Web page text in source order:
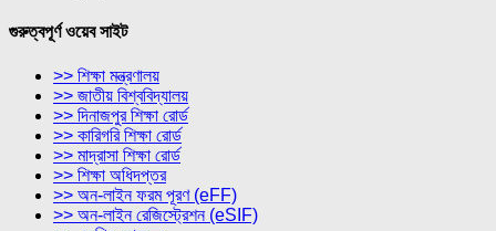
গুরুত্বপূর্ণ ওয়েব সাইট
>> শিক্ষা মন্ত্রণালয়
>> জাতীয় বিশ্ববিদ্যালয়
>> দিনাজপুর শিক্ষা রোর্ড
>> কারিগরি শিক্ষা রোর্ড
>> মাদ্রাসা শিক্ষা রোর্ড
>> শিক্ষা অধিদপ্তর
>> অন-লাইন ফরম পূরণ (eFF)
>> অন-লাইন রেজিস্ট্রেশন (eSIF)